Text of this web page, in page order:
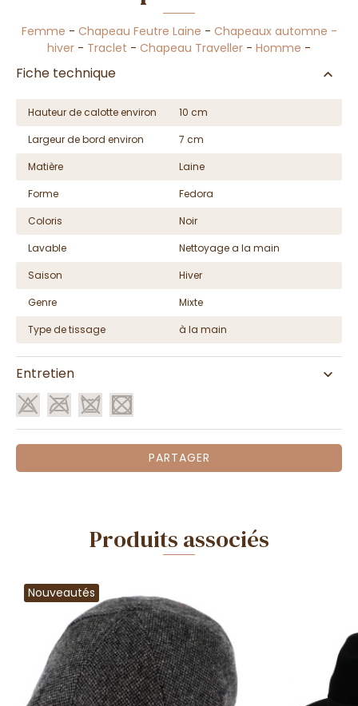
Femme - Chapeau Feutre Laine - Chapeaux automne -
hiver - Traclet - Chapeau Traveller - Homme -
Fiche technique
Hauteur de calotte environ
10 cm
Largeur de bord environ
7 cm
Matière
Laine
Forme
Fedora
Coloris
Noir
Lavable
Nettoyage a la main
Saison
Hiver
Genre
Mixte
Type de tissage
à la main
Entretien
PARTAGER
Produits associés
Nouveautés